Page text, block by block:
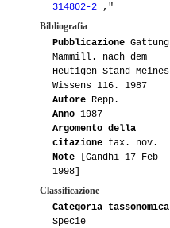
314802-2 ,"
Bibliografia
Pubblicazione Gattung
Mammill. nach dem
Heutigen Stand Meines
Wissens 116. 1987
Autore Repp.
Anno 1987
Argomento della
citazione tax. nov.
Note [Gandhi 17 Feb
1998]
Classificazione
Categoria tassonomica
Specie